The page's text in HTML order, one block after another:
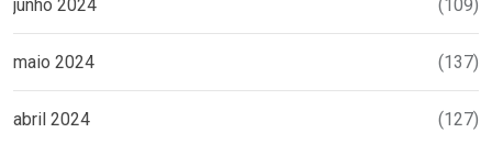
junho 2024 (109)
maio 2024 (137)
abril 2024 (127)